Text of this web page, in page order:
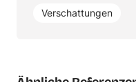
Verschattungen